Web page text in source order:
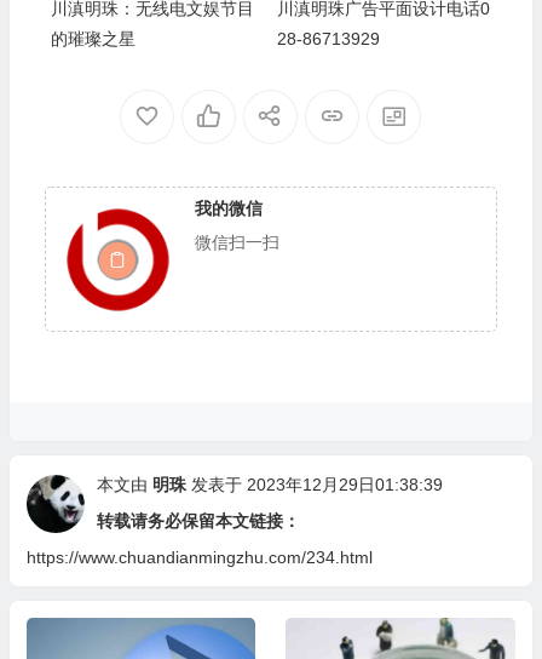
川滇明珠：无线电文娱节目
的璀璨之星
川滇明珠广告平面设计电话0
28-86713929
我的微信
微信扫一扫
本文由 明珠发表于 2023年12月29日01:38:39
转载请务必保留本文链接：
https://www.chuandianmingzhu.com/234.html